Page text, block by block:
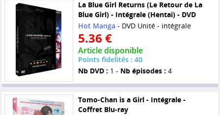
La Blue Girl Returns (Le Retour de La
Blue Girl) - Intégrale (Hentai) - DVD
Hot Manga - DVD Unité - intégrale
5.36 €
Article disponible
Points fidelités : 40
Nb DVD : 1 - Nb épisodes : 4
Tomo-Chan is a Girl - Intégrale -
Coffret Blu-ray